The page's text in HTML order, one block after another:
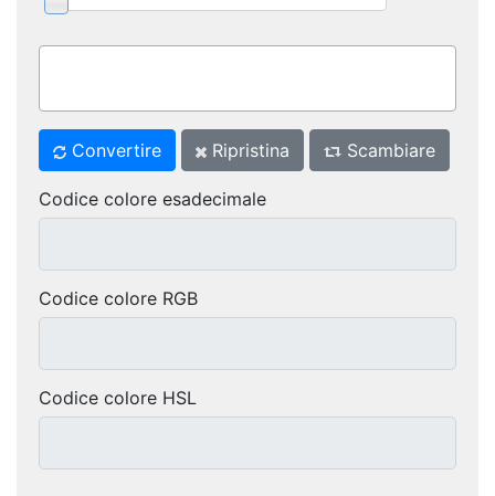
Convertire Ripristina Scambiare
Codice colore esadecimale
Codice colore RGB
Codice colore HSL